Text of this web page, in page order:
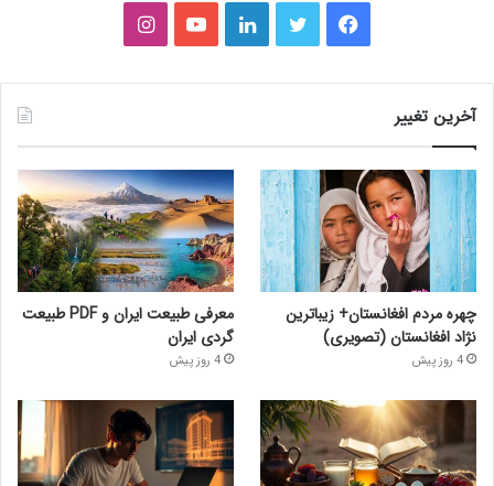
فیس توییترلینکدینیوتیوباینستاگرام
آخرین تغییر
چهره مردم افغانستان+ زیباترین
نژاد افغانستان (تصویری)
4 روز پیش
معرفی طبیعت ایران و PDF طبیعت
گردی ایران
4 روز پیش